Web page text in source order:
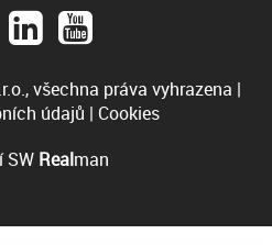
všechna práva vyhrazena |
údajů | Cookies
SW Realman